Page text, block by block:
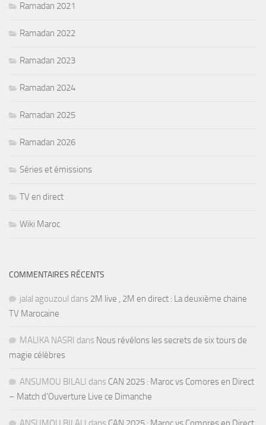
Ramadan 2021
Ramadan 2022
Ramadan 2023
Ramadan 2024
Ramadan 2025
Ramadan 2026
Séries et émissions
TV en direct
Wiki Maroc
COMMENTAIRES RÉCENTS
jalal agouzoul dans 2M live , 2M en direct : La deuxième chaine
TV Marocaine
MALIKA NASRI dans Nous révélons les secrets de six tours de
magie célèbres
ANSUMOU BILALI dans CAN 2025 : Maroc vs Comores en Direct
– Match d’Ouverture Live ce Dimanche